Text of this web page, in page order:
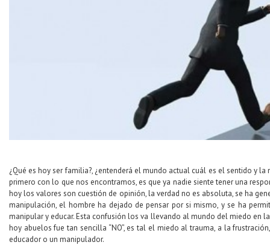
¿Qué es hoy ser familia?, ¿entenderá el mundo actual cuál es el sentido y
primero con lo que nos encontramos, es que ya nadie siente tener una
hoy los valores son cuestión de opinión, la verdad no es absoluta, se ha
manipulación, el hombre ha dejado de pensar por si mismo, y se ha
manipular y educar. Esta confusión los va llevando al mundo del miedo en
hoy abuelos fue tan sencilla “NO”, es tal el miedo al trauma, a la
educador o un manipulador.